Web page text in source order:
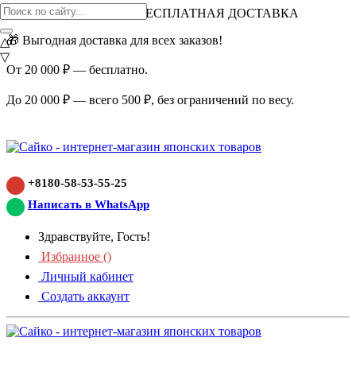
ВНИМАНИЕ АКЦИЯ!
БЕСПЛАТНАЯ ДОСТАВКА
🎁 Выгодная доставка для всех заказов!
От 20 000 ₽ — бесплатно.
До 20 000 ₽ — всего 500 ₽, без ограничений по весу.
+8180-58-53-55-25
Написать в WhatsApp
Здравствуйте, Гость!
Избранное ()
Личный кабинет
Создать аккаунт
△
▽